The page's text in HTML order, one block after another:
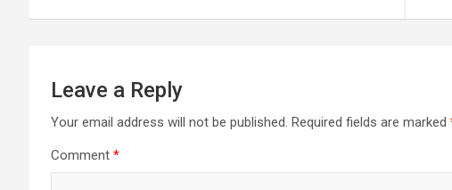
Leave a Reply
Your email address will not be published. Required fields are marked
Comment *